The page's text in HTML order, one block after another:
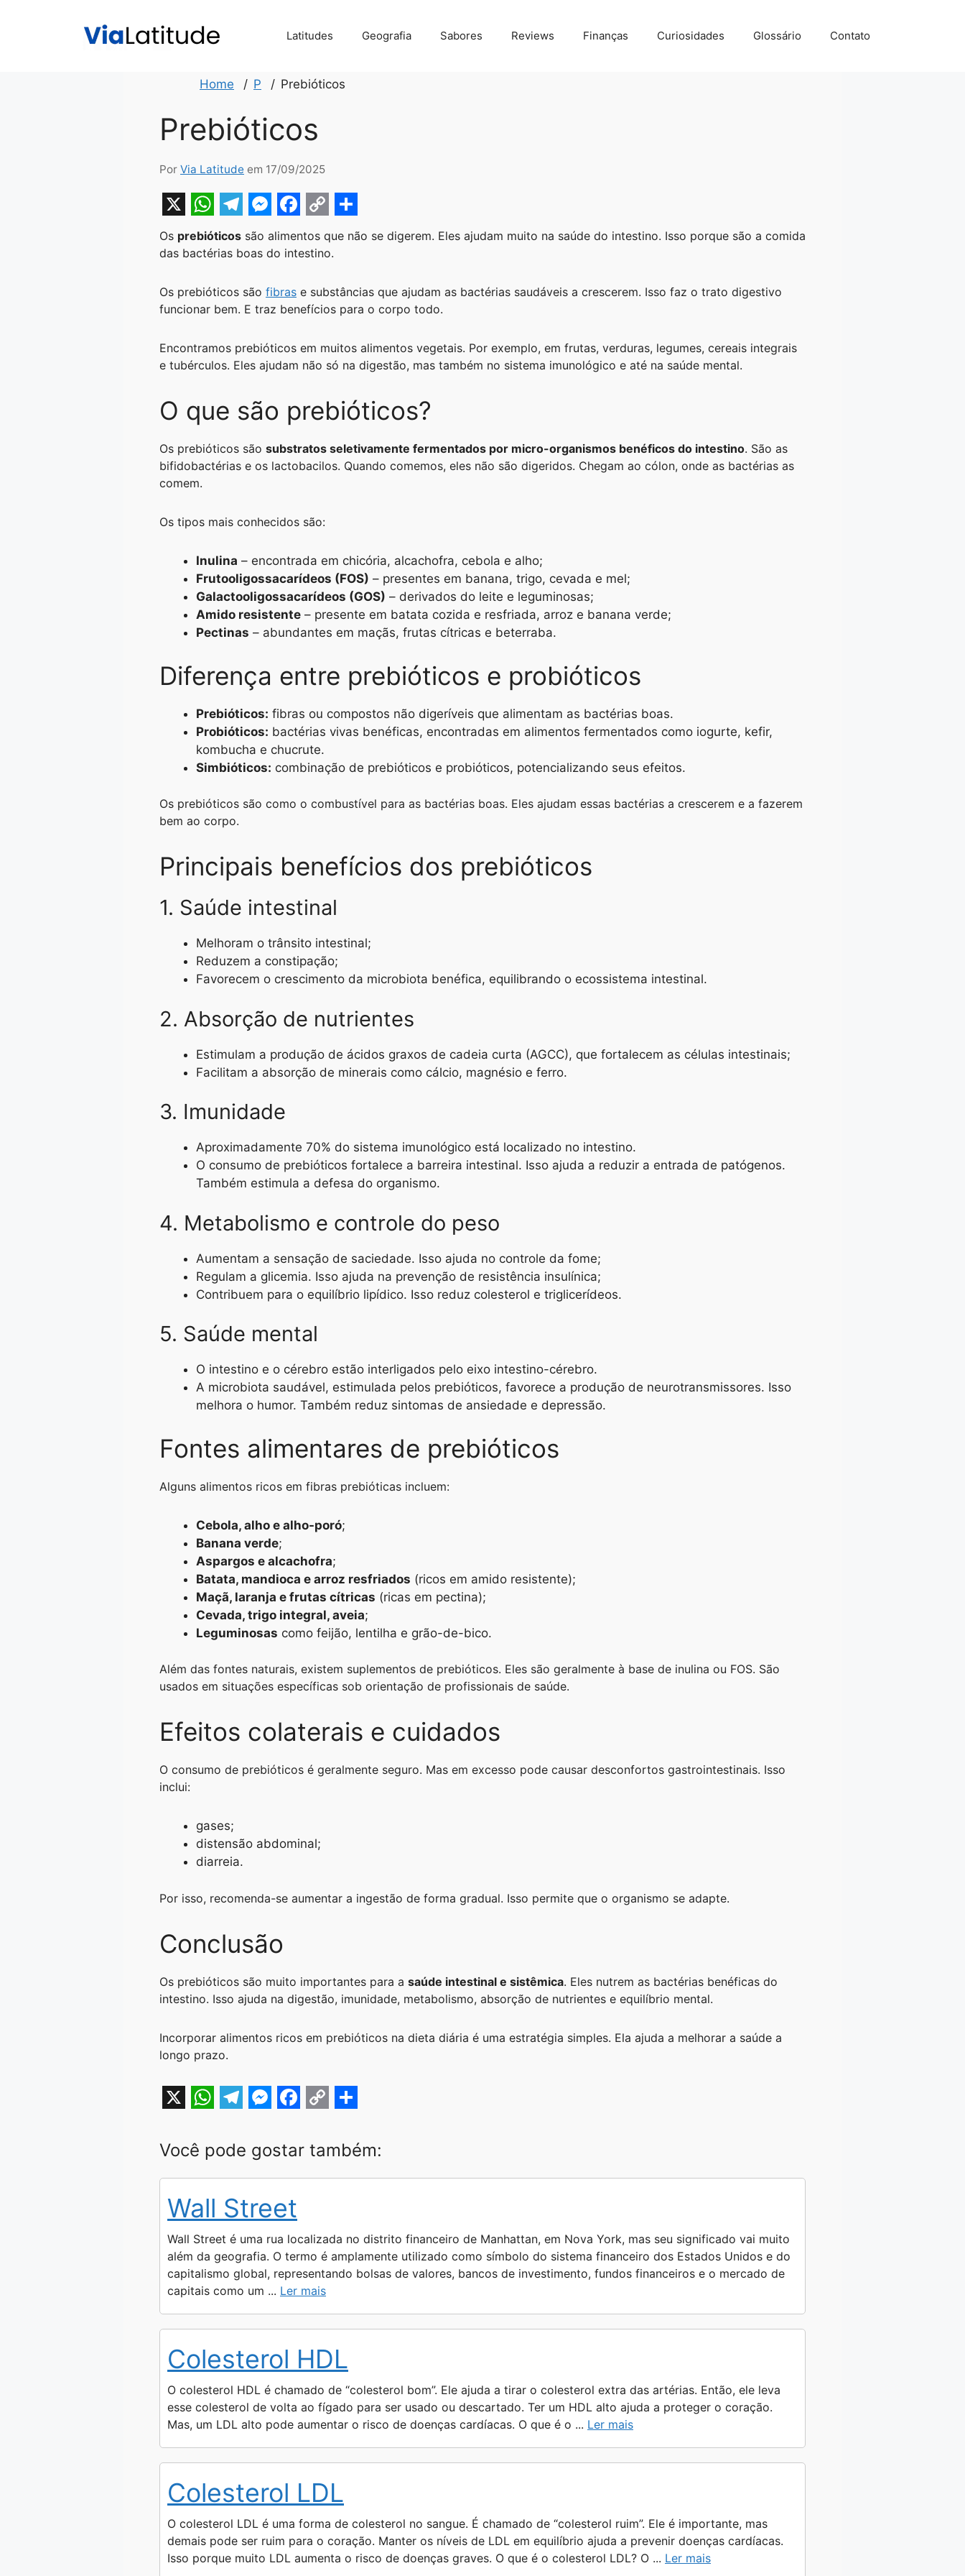
Latitudes Geografia Sabores Reviews Finanças Curiosidades Glossário Contato
Home P Prebióticos
Prebióticos
Por Via Latitude em 17/09/2025
X
W
h
t
s
A
p
T
e
e
g
r
a
M
e
s
e
n
g
r
F
a
e
b
o
o
C
o
y
L
i
n
S
h
r
e
Os prebióticos são alimentos que não se digerem. Eles ajudam muito na saúde do intestino. Isso porque são a comida
das bactérias boas do intestino.
Os prebióticos são fibras e substâncias que ajudam as bactérias saudáveis a crescerem. Isso faz o trato digestivo
funcionar bem. E traz benefícios para o corpo todo.
Encontramos prebióticos em muitos alimentos vegetais. Por exemplo, em frutas, verduras, legumes, cereais integrais
e tubérculos. Eles ajudam não só na digestão, mas também no sistema imunológico e até na saúde mental.
O que são prebióticos?
Os prebióticos são substratos seletivamente fermentados por micro-organismos benéficos do intestino. São as
bifidobactérias e os lactobacilos. Quando comemos, eles não são digeridos. Chegam ao cólon, onde as bactérias as
comem.
Os tipos mais conhecidos são:
Inulina – encontrada em chicória, alcachofra, cebola e alho;
Frutooligossacarídeos (FOS) – presentes em banana, trigo, cevada e mel;
Galactooligossacarídeos (GOS) – derivados do leite e leguminosas;
Amido resistente – presente em batata cozida e resfriada, arroz e banana verde;
Pectinas – abundantes em maçãs, frutas cítricas e beterraba.
Diferença entre prebióticos e probióticos
Prebióticos: fibras ou compostos não digeríveis que alimentam as bactérias boas.
Probióticos: bactérias vivas benéficas, encontradas em alimentos fermentados como iogurte, kefir,
kombucha e chucrute.
Simbióticos: combinação de prebióticos e probióticos, potencializando seus efeitos.
Os prebióticos são como o combustível para as bactérias boas. Eles ajudam essas bactérias a crescerem e a fazerem
bem ao corpo.
Principais benefícios dos prebióticos
1. Saúde intestinal
Melhoram o trânsito intestinal;
Reduzem a constipação;
Favorecem o crescimento da microbiota benéfica, equilibrando o ecossistema intestinal.
2. Absorção de nutrientes
Estimulam a produção de ácidos graxos de cadeia curta (AGCC), que fortalecem as células intestinais;
Facilitam a absorção de minerais como cálcio, magnésio e ferro.
3. Imunidade
Aproximadamente 70% do sistema imunológico está localizado no intestino.
O consumo de prebióticos fortalece a barreira intestinal. Isso ajuda a reduzir a entrada de patógenos.
Também estimula a defesa do organismo.
4. Metabolismo e controle do peso
Aumentam a sensação de saciedade. Isso ajuda no controle da fome;
Regulam a glicemia. Isso ajuda na prevenção de resistência insulínica;
Contribuem para o equilíbrio lipídico. Isso reduz colesterol e triglicerídeos.
5. Saúde mental
O intestino e o cérebro estão interligados pelo eixo intestino-cérebro.
A microbiota saudável, estimulada pelos prebióticos, favorece a produção de neurotransmissores. Isso
melhora o humor. Também reduz sintomas de ansiedade e depressão.
Fontes alimentares de prebióticos
Alguns alimentos ricos em fibras prebióticas incluem:
Cebola, alho e alho-poró;
Banana verde;
Aspargos e alcachofra;
Batata, mandioca e arroz resfriados (ricos em amido resistente);
Maçã, laranja e frutas cítricas (ricas em pectina);
Cevada, trigo integral, aveia;
Leguminosas como feijão, lentilha e grão-de-bico.
Além das fontes naturais, existem suplementos de prebióticos. Eles são geralmente à base de inulina ou FOS. São
usados em situações específicas sob orientação de profissionais de saúde.
Efeitos colaterais e cuidados
O consumo de prebióticos é geralmente seguro. Mas em excesso pode causar desconfortos gastrointestinais. Isso
inclui:
gases;
distensão abdominal;
diarreia.
Por isso, recomenda-se aumentar a ingestão de forma gradual. Isso permite que o organismo se adapte.
Conclusão
Os prebióticos são muito importantes para a saúde intestinal e sistêmica. Eles nutrem as bactérias benéficas do
intestino. Isso ajuda na digestão, imunidade, metabolismo, absorção de nutrientes e equilíbrio mental.
Incorporar alimentos ricos em prebióticos na dieta diária é uma estratégia simples. Ela ajuda a melhorar a saúde a
longo prazo.
h
a
s
A
p
p
e
l
g
r
a
m
e
s
e
n
g
e
r
a
c
b
o
o
k
o
p
i
n
k
h
a
Você pode gostar também:
Wall Street
Wall Street é uma rua localizada no distrito financeiro de Manhattan, em Nova York, mas seu significado vai muito
além da geografia. O termo é amplamente utilizado como símbolo do sistema financeiro dos Estados Unidos e do
capitalismo global, representando bolsas de valores, bancos de investimento, fundos financeiros e o mercado de
capitais como um ... Ler mais
Colesterol HDL
O colesterol HDL é chamado de “colesterol bom”. Ele ajuda a tirar o colesterol extra das artérias. Então, ele leva
esse colesterol de volta ao fígado para ser usado ou descartado. Ter um HDL alto ajuda a proteger o coração.
Mas, um LDL alto pode aumentar o risco de doenças cardíacas. O que é o ... Ler mais
Colesterol LDL
O colesterol LDL é uma forma de colesterol no sangue. É chamado de “colesterol ruim”. Ele é importante, mas
demais pode ser ruim para o coração. Manter os níveis de LDL em equilíbrio ajuda a prevenir doenças cardíacas.
Isso porque muito LDL aumenta o risco de doenças graves. O que é o colesterol LDL? O ... Ler mais